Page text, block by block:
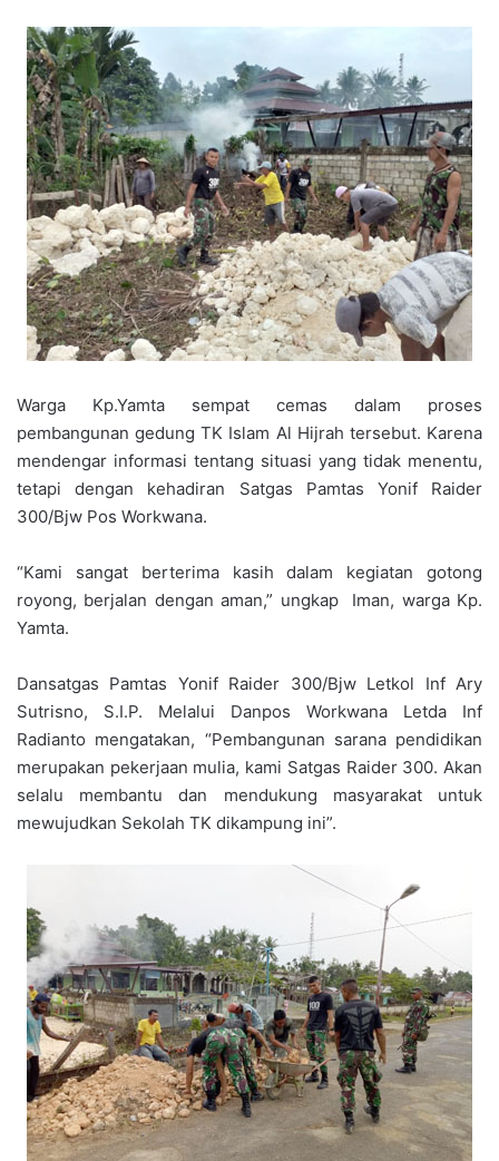
Warga Kp.Yamta sempat cemas dalam proses
pembangunan gedung TK Islam Al Hijrah tersebut. Karena
mendengar informasi tentang situasi yang tidak menentu,
tetapi dengan kehadiran Satgas Pamtas Yonif Raider
300/Bjw Pos Workwana.
“Kami sangat berterima kasih dalam kegiatan gotong
royong, berjalan dengan aman,” ungkap Iman, warga Kp.
Yamta.
Dansatgas Pamtas Yonif Raider 300/Bjw Letkol Inf Ary
Sutrisno, S.I.P. Melalui Danpos Workwana Letda Inf
Radianto mengatakan, “Pembangunan sarana pendidikan
merupakan pekerjaan mulia, kami Satgas Raider 300. Akan
selalu membantu dan mendukung masyarakat untuk
mewujudkan Sekolah TK dikampung ini”.